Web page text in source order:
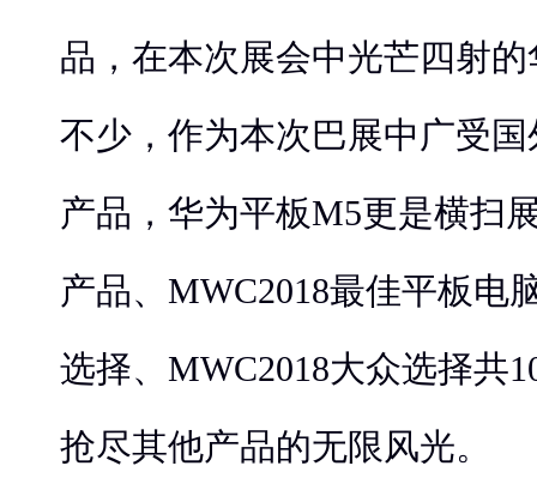
品，在本次展会中光芒四射
不少，作为本次巴展中广受
产品，华为平板M5更是横扫
产品、MWC2018最佳平板电
选择、MWC2018大众选择共
抢尽其他产品的无限风光。